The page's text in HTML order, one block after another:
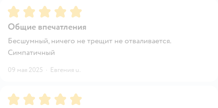
Рейтинг:5
Общие впечатления
Бесшумный, ничего не трещит не отваливается.
Симпатичный
09 мая 2025 · Евгения u.
Рейтинг:5